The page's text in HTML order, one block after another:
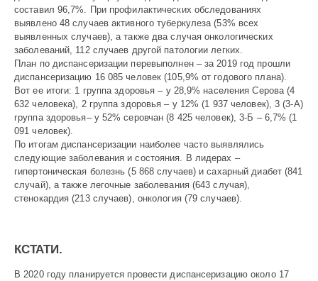
составил 96,7%. При профилактических обследованиях
выявлено 48 случаев активного туберкулеза (53% всех
выявленных случаев), а также два случая онкологических
заболеваний, 112 случаев другой патологии легких.
План по диспансеризации перевыполнен – за 2019 год прошли
диспансеризацию 16 085 человек (105,9% от годового плана).
Вот ее итоги: 1 группа здоровья – у 28,9% населения Серова (4
632 человека), 2 группа здоровья – у 12% (1 937 человек), 3 (3-А)
группа здоровья– у 52% серовчан (8 425 человек), 3-Б – 6,7% (1
091 человек).
По итогам диспансеризации наиболее часто выявлялись
следующие заболевания и состояния. В лидерах –
гипертоническая болезнь (5 868 случаев) и сахарный диабет (841
случай), а также легочные заболевания (643 случая),
стенокардия (213 случаев), онкология (79 случаев).
КСТАТИ.
В 2020 году планируется провести диспансеризацию около 17